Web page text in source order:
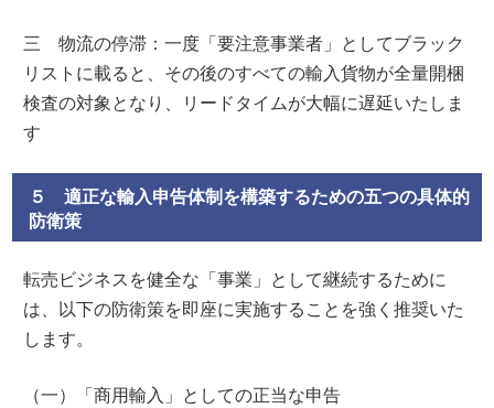
三 物流の停滞：一度「要注意事業者」としてブラック
リストに載ると、その後のすべての輸入貨物が全量開梱
検査の対象となり、リードタイムが大幅に遅延いたしま
す
５ 適正な輸入申告体制を構築するための五つの具体的
防衛策
転売ビジネスを健全な「事業」として継続するために
は、以下の防衛策を即座に実施することを強く推奨いた
します。
（一）「商用輸入」としての正当な申告